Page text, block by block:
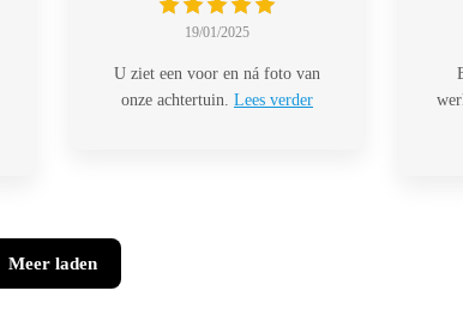
19/01/2025
U ziet een voor en ná foto van
onze achtertuin. Lees verder
Meer laden